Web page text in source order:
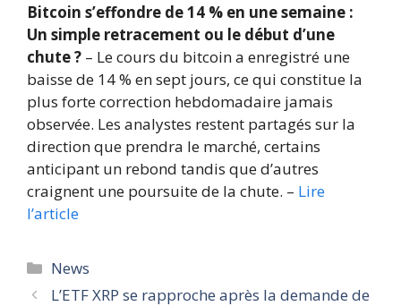
Bitcoin s’effondre de 14 % en une semaine :
Un simple retracement ou le début d’une
chute ? – Le cours du bitcoin a enregistré une
baisse de 14 % en sept jours, ce qui constitue la
plus forte correction hebdomadaire jamais
observée. Les analystes restent partagés sur la
direction que prendra le marché, certains
anticipant un rebond tandis que d’autres
craignent une poursuite de la chute. – Lire
l’article
Catégories
News
L’ETF XRP se rapproche après la demande de